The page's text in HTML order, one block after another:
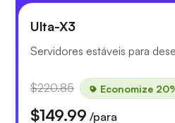
Ulta-X3
Servidores estáveis para
$220.85 Economize
$149.99 /para